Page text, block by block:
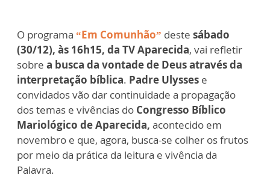
O programa “Em Comunhão” deste sábado
(30/12), às 16h15, da TV Aparecida, vai refletir
sobre a busca da vontade de Deus através da
interpretação bíblica. Padre Ulysses e
convidados vão dar continuidade a propagação
dos temas e vivências do Congresso Bíblico
Mariológico de Aparecida, acontecido em
novembro e que, agora, busca-se colher os frutos
por meio da prática da leitura e vivência da
Palavra.